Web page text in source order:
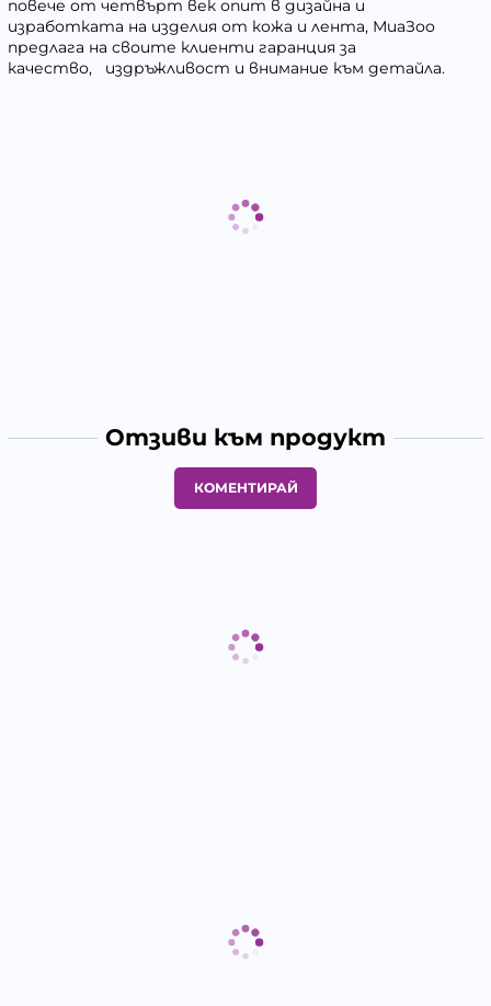
повече от четвърт век опит в дизайна и
изработката на изделия от кожа и лента, МиаЗоо
предлага на своите клиенти гаранция за
качество, издръжливост и внимание към детайла.
Отзиви към продукт
КОМЕНТИРАЙ